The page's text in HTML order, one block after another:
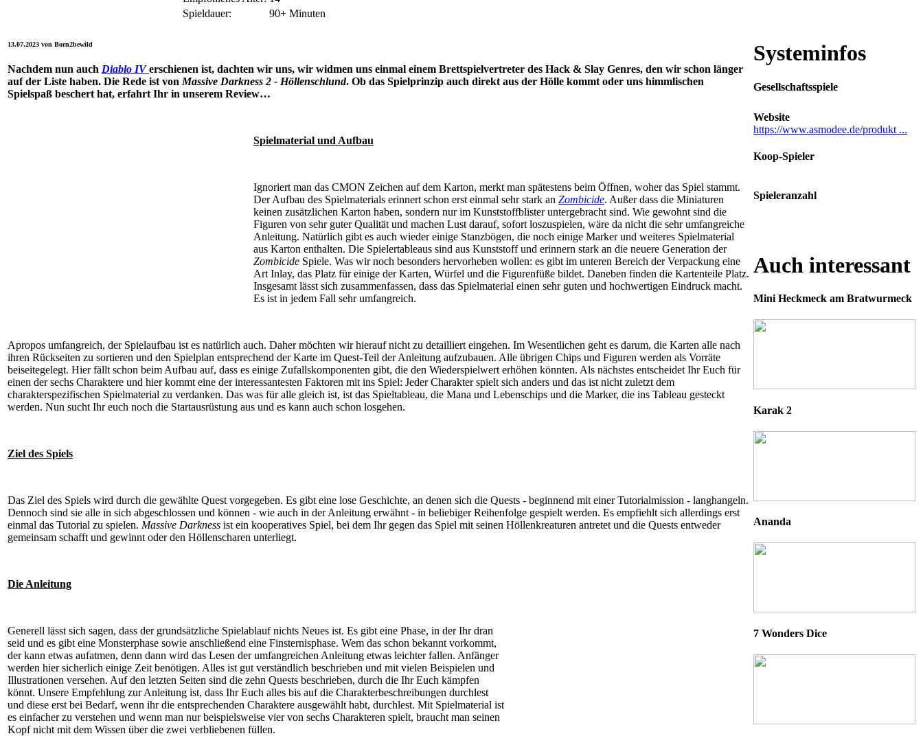
Spieldauer:
90+ Minuten
13.07.2023 von Born2bewild
Nachdem nun auch Diablo IV erschienen ist, dachten wir uns, wir widmen uns einmal einem Brettspielvertreter des Hack & Slay Genres, den wir schon länger
auf der Liste haben. Die Rede ist von Massive Darkness 2 - Höllenschlund. Ob das Spielprinzip auch direkt aus der Hölle kommt oder uns himmlischen
Spielspaß beschert hat, erfahrt Ihr in unserem Review…
Spielmaterial und Aufbau
Ignoriert man das CMON Zeichen auf dem Karton, merkt man spätestens beim Öffnen, woher das Spiel stammt.
Der Aufbau des Spielmaterials erinnert schon erst einmal sehr stark an Zombicide. Außer dass die Miniaturen
keinen zusätzlichen Karton haben, sondern nur im Kunststoffblister untergebracht sind. Wie gewohnt sind die
Figuren von sehr guter Qualität und machen Lust darauf, sofort loszuspielen, wäre da nicht die sehr umfangreiche
Anleitung. Natürlich gibt es auch wieder einige Stanzbögen, die noch einige Marker und weiteres Spielmaterial
aus Karton enthalten. Die Spielertableaus sind aus Kunststoff und erinnern stark an die neuere Generation der
Zombicide Spiele. Was wir noch besonders hervorheben wollen: es gibt im unteren Bereich der Verpackung eine
Art Inlay, das Platz für einige der Karten, Würfel und die Figurenfüße bildet. Daneben finden die Kartenteile Platz.
Insgesamt lässt sich zusammenfassen, dass das Spielmaterial einen sehr guten und hochwertigen Eindruck macht.
Es ist in jedem Fall sehr umfangreich.
Apropos umfangreich, der Spielaufbau ist es natürlich auch. Daher möchten wir hierauf nicht zu detailliert eingehen. Im Wesentlichen geht es darum, die Karten alle nach
ihren Rückseiten zu sortieren und den Spielplan entsprechend der Karte im Quest-Teil der Anleitung aufzubauen. Alle übrigen Chips und Figuren werden als Vorräte
beiseitegelegt. Hier fällt schon beim Aufbau auf, dass es einige Zufallskomponenten gibt, die den Wiederspielwert erhöhen könnten. Als nächstes entscheidet Ihr Euch für
einen der sechs Charaktere und hier kommt eine der interessantesten Faktoren mit ins Spiel: Jeder Charakter spielt sich anders und das ist nicht zuletzt dem
charakterspezifischen Spielmaterial zu verdanken. Das was für alle gleich ist, ist das Spieltableau, die Mana und Lebenschips und die Marker, die ins Tableau gesteckt
werden. Nun sucht Ihr euch noch die Startausrüstung aus und es kann auch schon losgehen.
Ziel des Spiels
Das Ziel des Spiels wird durch die gewählte Quest vorgegeben. Es gibt eine lose Geschichte, an denen sich die Quests - beginnend mit einer Tutorialmission - langhangeln.
Dennoch sind sie alle in sich abgeschlossen und können - wie auch in der Anleitung erwähnt - in beliebiger Reihenfolge gespielt werden. Es empfiehlt sich allerdings erst
einmal das Tutorial zu spielen. Massive Darkness ist ein kooperatives Spiel, bei dem Ihr gegen das Spiel mit seinen Höllenkreaturen antretet und die Quests entweder
gemeinsam schafft und gewinnt oder den Höllenscharen unterliegt.
Die Anleitung
Generell lässt sich sagen, dass der grundsätzliche Spielablauf nichts Neues ist. Es gibt eine Phase, in der Ihr dran
seid und es gibt eine Monsterphase sowie anschließend eine Finsternisphase. Wem das schon bekannt vorkommt,
der kann etwas aufatmen, denn dann wird das Lesen der umfangreichen Anleitung etwas leichter fallen. Anfänger
werden hier sicherlich einige Zeit benötigen. Alles ist gut verständlich beschrieben und mit vielen Beispielen und
Illustrationen versehen. Auf den letzten Seiten sind die zehn Quests beschrieben, durch die Ihr Euch kämpfen
könnt. Unsere Empfehlung zur Anleitung ist, dass Ihr Euch alles bis auf die Charakterbeschreibungen durchlest
und diese erst bei Bedarf, wenn ihr die entsprechenden Charaktere ausgewählt habt, durchlest. Mit Spielmaterial ist
es einfacher zu verstehen und wenn man nur beispielsweise vier von sechs Charakteren spielt, braucht man seinen
Kopf nicht mit dem Wissen über die zwei verbliebenen füllen.
Systeminfos
Gesellschaftsspiele
Website
https://www.asmodee.de/produkt ...
Koop-Spieler
Spieleranzahl
Auch interessant
Mini Heckmeck am Bratwurmeck
Karak 2
Ananda
7 Wonders Dice